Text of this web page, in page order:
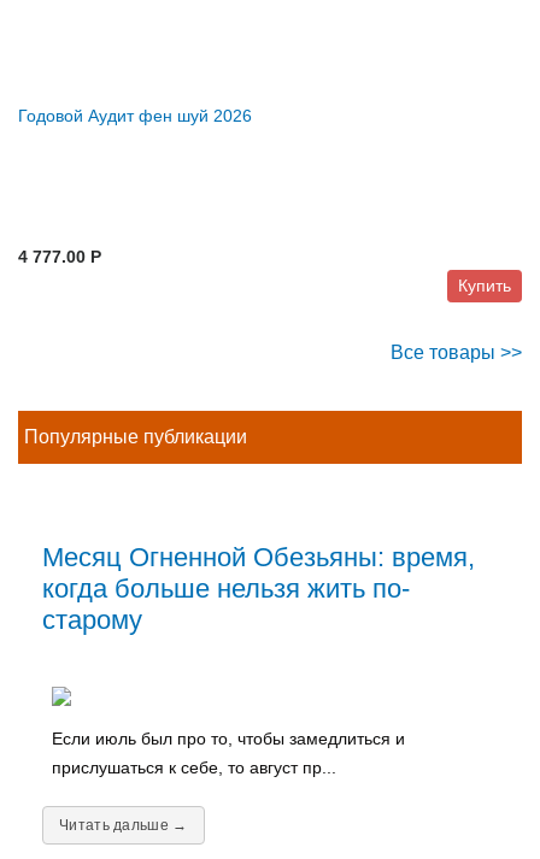
Годовой Аудит фен шуй 2026
4 777.00 P
Купить
Все товары >>
Популярные публикации
Месяц Огненной Обезьяны: время,
когда больше нельзя жить по-
старому
Если июль был про то, чтобы замедлиться и
прислушаться к себе, то август пр...
Читать дальше →